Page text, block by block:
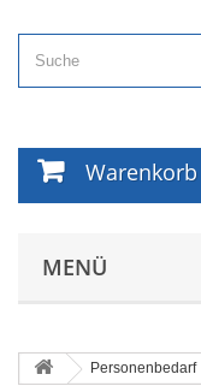
Warenkorb
MENÜ
Personenbedarf